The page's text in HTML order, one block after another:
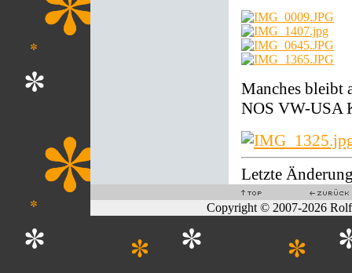
Manches bleibt
NOS VW-USA
Letzte
Copyright © 2007-2026